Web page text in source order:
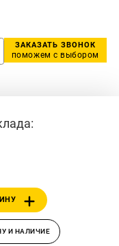
ЗАКАЗАТЬ ЗВОНОК
поможем с выбором
И НАЛИЧИЕ